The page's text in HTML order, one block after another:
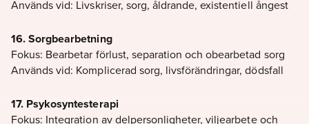
Används vid: Livskriser, sorg, åldrande, existentiell ångest
16. Sorgbearbetning
Fokus: Bearbetar förlust, separation och obearbetad sorg
Används vid: Komplicerad sorg, livsförändringar, dödsfall
17. Psykosyntesterapi
Fokus: Integration av delpersonligheter, viljearbete och